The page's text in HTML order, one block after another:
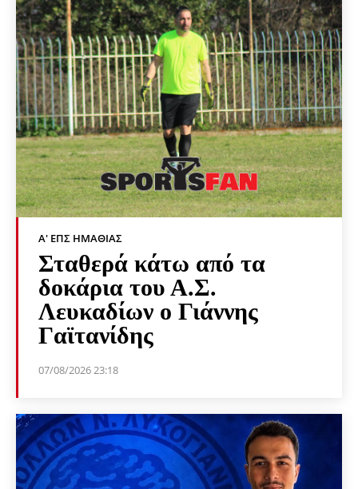
Α' ΕΠΣ ΗΜΑΘΊΑΣ
Σταθερά κάτω από τα
δοκάρια του Α.Σ.
Λευκαδίων ο Γιάννης
Γαϊτανίδης
07/08/2026 23:18